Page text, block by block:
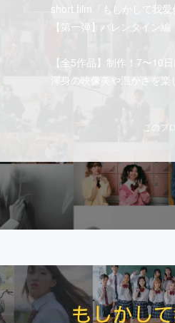
テクノロジー・ガジェット
short film『もしかして我愛
【第一弾】バレンタイン
【全5作品】制作！7〜10
渾身の映像美や温かさを
このプ